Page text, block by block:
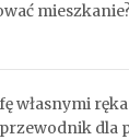
własnymi
przewodnik dla